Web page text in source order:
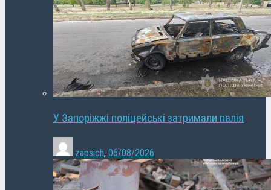
У Запоріжжі поліцейські затримали палія
zapsich, 06/08/2026